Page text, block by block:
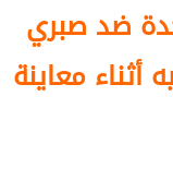
ضد صبري
أثناء معاينة